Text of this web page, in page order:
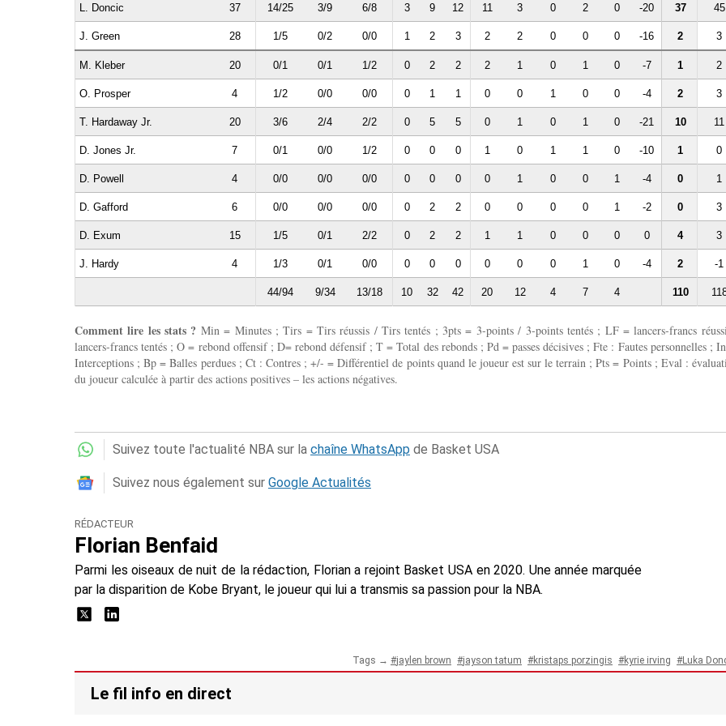
L. Doncic 37 14/25 3/9 6/8 3 9 12 11 3 0 2 0 -20 37 45
J. Green 28 1/5 0/2 0/0 1 2 3 2 2 0 0 0 -16 2 3
M. Kleber 20 0/1 0/1 1/2 0 2 2 2 1 0 1 0 -7 1 2
O. Prosper 4 1/2 0/0 0/0 0 1 1 0 0 1 0 0 -4 2 3
T. Hardaway Jr. 20 3/6 2/4 2/2 0 5 5 0 1 0 1 0 -21 10 11
D. Jones Jr. 7 0/1 0/0 1/2 0 0 0 1 0 1 1 0 -10 1 0
D. Powell 4 0/0 0/0 0/0 0 0 0 0 1 0 0 1 -4 0 1
D. Gafford 6 0/0 0/0 0/0 0 2 2 0 0 0 0 1 -2 0 3
D. Exum 15 1/5 0/1 2/2 0 2 2 1 1 0 0 0 0 4 3
J. Hardy 4 1/3 0/1 0/0 0 0 0 0 0 0 1 0 -4 2 -1
44/94 9/34 13/18 10 32 42 20 12 4 7 4 110
Comment lire les stats ? Min = Minutes ; Tirs = Tirs réussis / Tirs tentés ; 3pts = 3-points / 3-points tentés ; LF = lancers-francs
lancers-francs tentés ; O = rebond offensif ; D= rebond défensif ; T = Total des rebonds ; Pd = passes décisives ; Fte : Fautes personnelles ;
Interceptions ; Bp = Balles perdues ; Ct : Contres ; +/- = Différentiel de points quand le joueur est sur le terrain ; Pts = Points ; Eval :
du joueur calculée à partir des actions positives – les actions négatives.
Suivez toute l'actualité NBA sur la chaîne WhatsApp de Basket USA
Suivez nous également sur Google Actualités
RÉDACTEUR
Florian Benfaid
Parmi les oiseaux de nuit de la rédaction, Florian a rejoint Basket USA en 2020. Une année marquée
par la disparition de Kobe Bryant, le joueur qui lui a transmis sa passion pour la NBA.
Tags → jaylen brown jayson tatum kristaps porzingis kyrie irving Luka
Le fil info en direct